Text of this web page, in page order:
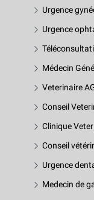
Urgence
Urgence
Médecin
Veterinaire
Conseil
Clinique
Conseil
Urgence
Medecin de